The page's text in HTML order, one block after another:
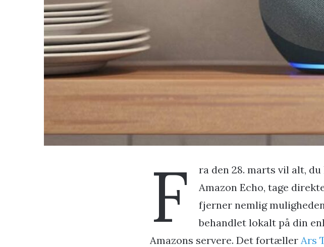
F
ra den 28. marts vil alt,
Amazon Echo, tage
fjerner nemlig
behandlet lokalt på din
Amazons servere. Det fortæller Ars